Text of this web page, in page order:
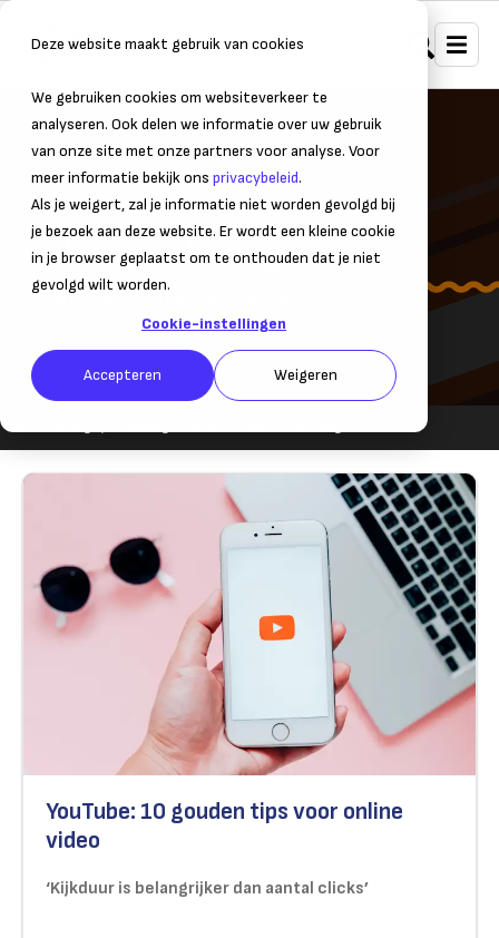
Deze website maakt gebruik van cookies
We gebruiken cookies om websiteverkeer te
analyseren. Ook delen we informatie over uw gebruik
van onze site met onze partners voor analyse. Voor
meer informatie bekijk ons privacybeleid.
Als je weigert, zal je informatie niet worden gevolgd bij
je bezoek aan deze website. Er wordt een kleine cookie
in je browser geplaatst om te onthouden dat je niet
gevolgd wilt worden.
Cookie-instellingen
Accepteren Weigeren
Online marketing
Strategie, marketing & sales
YouTube: 10 gouden tips voor online
video
‘Kijkduur is belangrijker dan aantal clicks’